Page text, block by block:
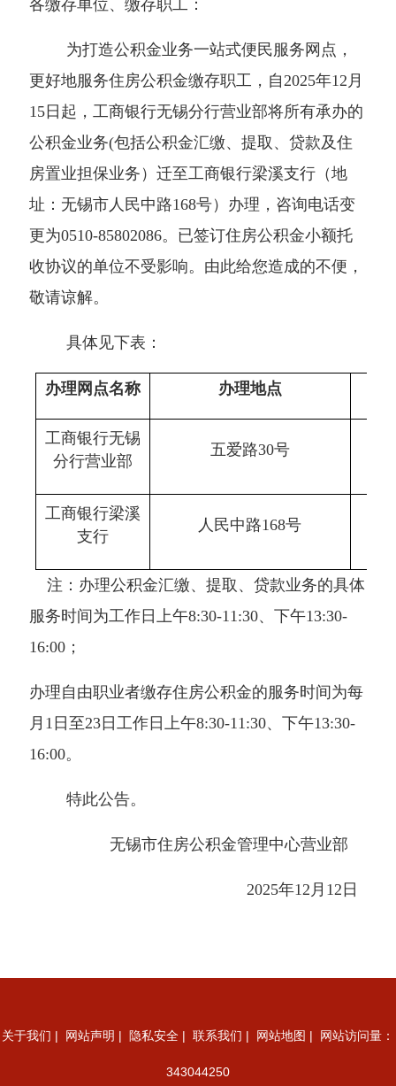
各缴存单位、缴存职工：
为打造公积金业务一站式便民服务网点，
更好地服务住房公积金缴存职工，自2025年12月
15日起，工商银行无锡分行营业部将所有承办的
公积金业务(包括公积金汇缴、提取、贷款及住
房置业担保业务）迁至工商银行梁溪支行（地
址：无锡市人民中路168号）办理，咨询电话变
更为0510-85802086。已签订住房公积金小额托
收协议的单位不受影响。由此给您造成的不便，
敬请谅解。
具体见下表：
办理网点名称 办理地点
工商银行无锡
分行营业部
五爱路30号
工商银行梁溪
支行
人民中路168号
注：办理公积金汇缴、提取、贷款业务的具体
服务时间为工作日上午8:30-11:30、下午13:30-
16:00；
办理自由职业者缴存住房公积金的服务时间为每
月1日至23日工作日上午8:30-11:30、下午13:30-
16:00。
特此公告。
无锡市住房公积金管理中心营业部
2025年12月12日
关于我们 网站声明 隐私安全 联系我们 网站地图 | 网站访问量：
343044250